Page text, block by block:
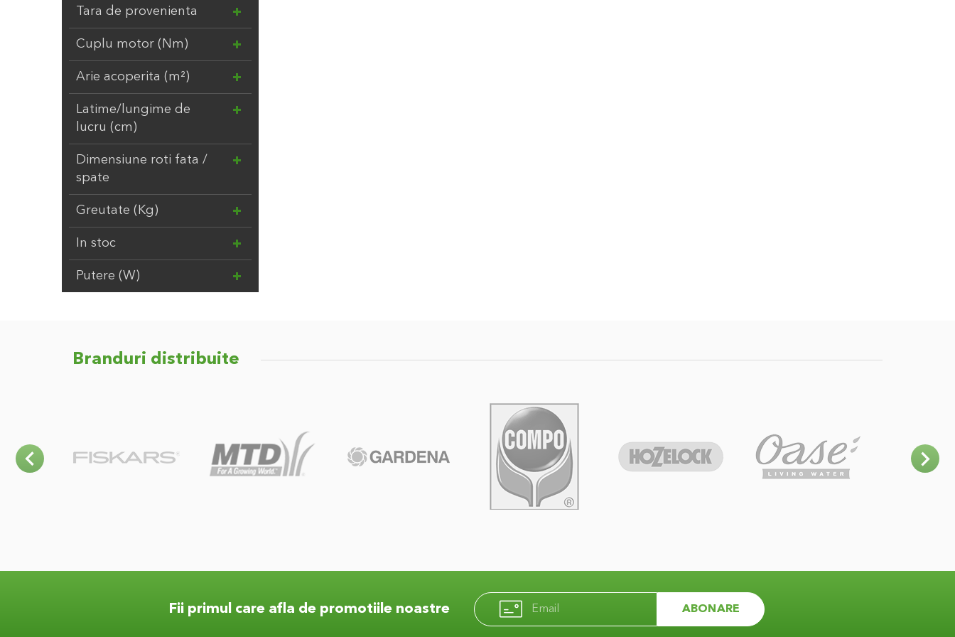
Tara de provenienta
Cuplu motor (Nm)
Arie acoperita (m²)
Latime/lungime de
lucru (cm)
Dimensiune roti fata /
spate
Greutate (Kg)
In stoc
Putere (W)
Branduri distribuite
Fii primul care afla de promotiile noastre
la
ABONARE